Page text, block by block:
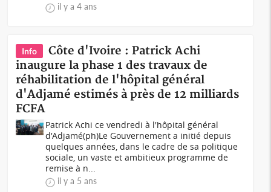
il y a 4 ans
Info
Côte d'Ivoire : Patrick Achi
inaugure la phase 1 des travaux de
réhabilitation de l'hôpital général
d'Adjamé estimés à près de 12 milliards
FCFA
Patrick Achi ce vendredi à l'hôpital général
d'Adjamé(ph)Le Gouvernement a initié depuis
quelques années, dans le cadre de sa politique
sociale, un vaste et ambitieux programme de
remise à n...
il y a 5 ans